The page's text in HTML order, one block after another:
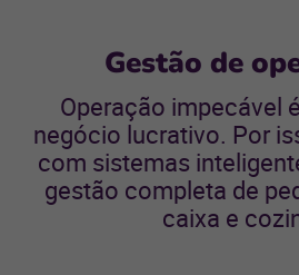
Gestão de
Operação impecável
negócio lucrativo. Por
com sistemas
gestão completa de
caixa e